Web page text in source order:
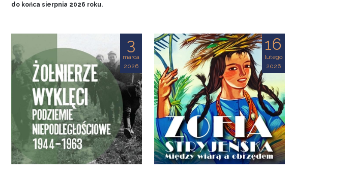
do końca sierpnia 2026 roku.
3
marca
2026
16
lutego
2026